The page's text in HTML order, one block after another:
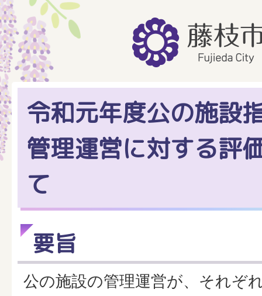
令和元年度公の施設
管理運営に対する評
て
要旨
公の施設の管理運営が、それぞ